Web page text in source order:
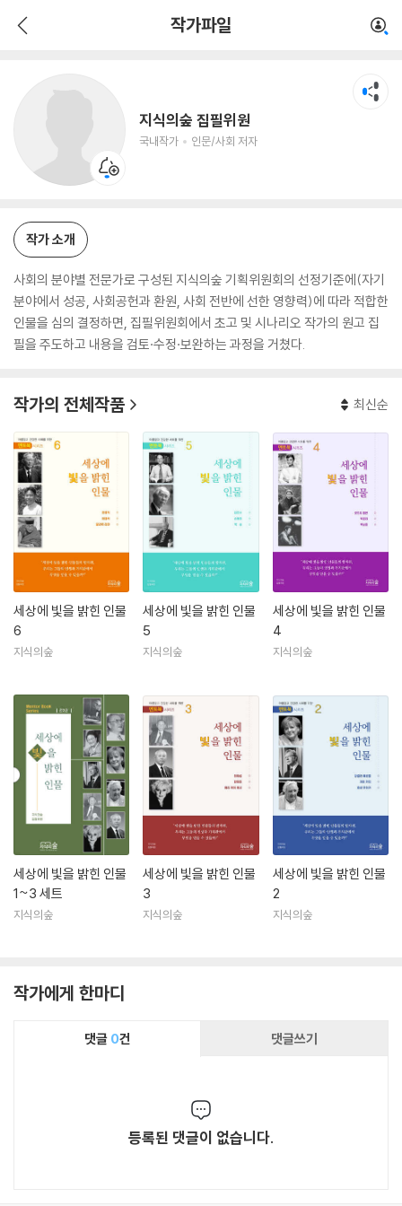
작가파일
지식의숲 집필위원
국내작가 인문/사회 저자
인문/사회 저자
작가 소개
사회의 분야별 전문가로 구성된 지식의숲 기획위원회의 선정기준에(자기
분야에서 성공, 사회공헌과 환원, 사회 전반에 선한 영향력)에 따라 적합한
인물을 심의 결정하면, 집필위원회에서 초고 및 시나리오 작가의 원고 집
필을 주도하고 내용을 검토·수정·보완하는 과정을 거쳤다.
작가의 전체작품 최신순
세상에 빛을 밝힌 인물
6
지식의숲
세상에 빛을 밝힌 인물
5
지식의숲
세상에 빛을 밝힌 인물
4
지식의숲
세상에 빛을 밝힌 인물
1~3 세트
지식의숲
세상에 빛을 밝힌 인물
3
지식의숲
세상에 빛을 밝힌 인물
2
지식의숲
작가에게 한마디
댓글 0건 댓글쓰기
등록된 댓글이 없습니다.